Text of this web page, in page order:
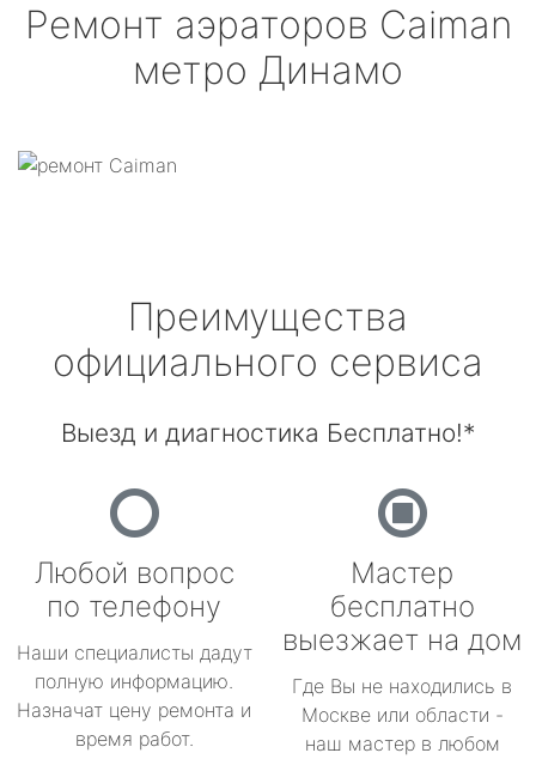
Ремонт аэраторов Caiman
метро Динамо
Преимущества
официального сервиса
Выезд и диагностика Бесплатно!*
Любой вопрос
по телефону
Наши специалисты дадут
полную информацию.
Назначат цену ремонта и
время работ.
Мастер
бесплатно
выезжает на дом
Где Вы не находились в
Москве или области -
наш мастер в любом